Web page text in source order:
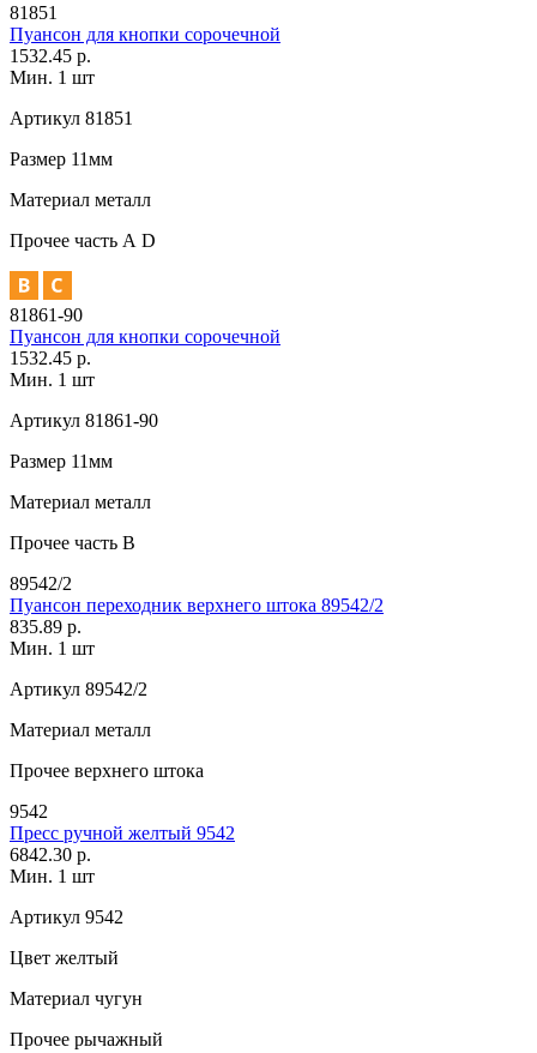
81851
Пуансон для кнопки сорочечной
1532.45 р.
Мин. 1 шт
Артикул 81851
Размер 11мм
Материал металл
Прочее часть А D
81861-90
Пуансон для кнопки сорочечной
1532.45 р.
Мин. 1 шт
Артикул 81861-90
Размер 11мм
Материал металл
Прочее часть В
89542/2
Пуансон переходник верхнего штока 89542/2
835.89 р.
Мин. 1 шт
Артикул 89542/2
Материал металл
Прочее верхнего штока
9542
Пресс ручной желтый 9542
6842.30 р.
Мин. 1 шт
Артикул 9542
Цвет желтый
Материал чугун
Прочее рычажный